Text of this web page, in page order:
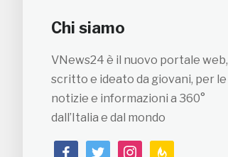
Chi siamo
VNews24 è il nuovo portale web,
scritto e ideato da giovani, per le
notizie e informazioni a 360°
dall’Italia e dal mondo
facebooktwitterinstagramfeedburner